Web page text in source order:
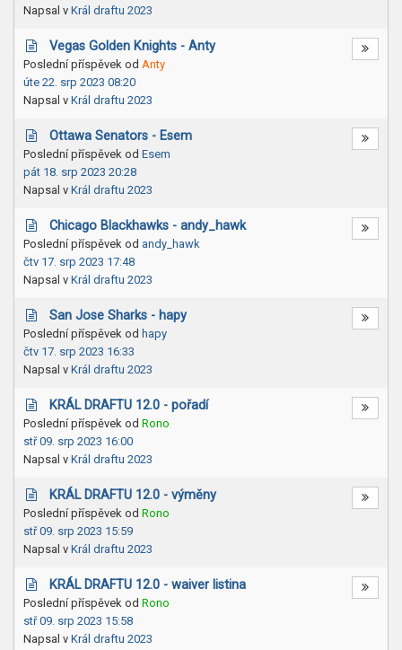
Napsal v Král draftu 2023
Vegas Golden Knights - Anty
Poslední příspěvek od Anty
úte 22. srp 2023 08:20
Napsal v Král draftu 2023
Ottawa Senators - Esem
Poslední příspěvek od Esem
pát 18. srp 2023 20:28
Napsal v Král draftu 2023
Chicago Blackhawks - andy_hawk
Poslední příspěvek od andy_hawk
čtv 17. srp 2023 17:48
Napsal v Král draftu 2023
San Jose Sharks - hapy
Poslední příspěvek od hapy
čtv 17. srp 2023 16:33
Napsal v Král draftu 2023
KRÁL DRAFTU 12.0 - pořadí
Poslední příspěvek od Rono
stř 09. srp 2023 16:00
Napsal v Král draftu 2023
KRÁL DRAFTU 12.0 - výměny
Poslední příspěvek od Rono
stř 09. srp 2023 15:59
Napsal v Král draftu 2023
KRÁL DRAFTU 12.0 - waiver listina
Poslední příspěvek od Rono
stř 09. srp 2023 15:58
Napsal v Král draftu 2023